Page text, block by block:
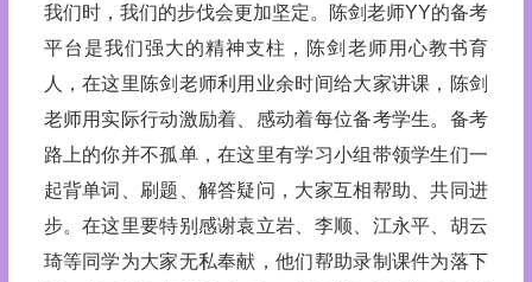
我们时，我们的步伐会更加坚定。陈剑老师YY的备考
平台是我们强大的精神支柱，陈剑老师用心教书育
人，在这里陈剑老师利用业余时间给大家讲课，陈剑
老师用实际行动激励着、感动着每位备考学生。备考
路上的你并不孤单，在这里有学习小组带领学生们一
起背单词、刷题、解答疑问，大家互相帮助、共同进
步。在这里要特别感谢袁立岩、李顺、江永平、胡云
琦等同学为大家无私奉献，他们帮助录制课件为落下